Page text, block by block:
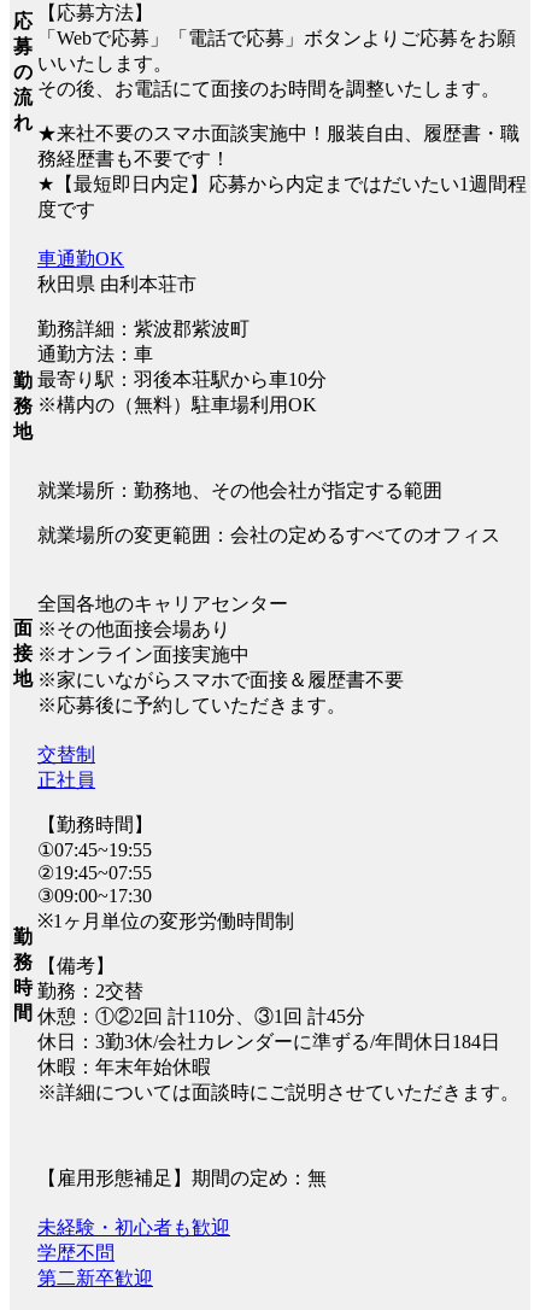
応
募
の
流
れ
【応募方法】
「Webで応募」「電話で応募」ボタンよりご応募をお願
いいたします。
その後、お電話にて面接のお時間を調整いたします。
★来社不要のスマホ面談実施中！服装自由、履歴書・職
務経歴書も不要です！
★【最短即日内定】応募から内定まではだいたい1週間程
度です
勤
務
地
車通勤OK
秋田県 由利本荘市
勤務詳細：紫波郡紫波町
通勤方法：車
最寄り駅：羽後本荘駅から車10分
※構内の（無料）駐車場利用OK
就業場所：勤務地、その他会社が指定する範囲
就業場所の変更範囲：会社の定めるすべてのオフィス
面
接
地
全国各地のキャリアセンター
※その他面接会場あり
※オンライン面接実施中
※家にいながらスマホで面接＆履歴書不要
※応募後に予約していただきます。
勤
務
時
間
交替制
正社員
【勤務時間】
①07:45~19:55
②19:45~07:55
③09:00~17:30
※1ヶ月単位の変形労働時間制
【備考】
勤務：2交替
休憩：①②2回 計110分、③1回 計45分
休日：3勤3休/会社カレンダーに準ずる/年間休日184日
休暇：年末年始休暇
※詳細については面談時にご説明させていただきます。
【雇用形態補足】期間の定め：無
未経験・初心者も歓迎
学歴不問
第二新卒歓迎